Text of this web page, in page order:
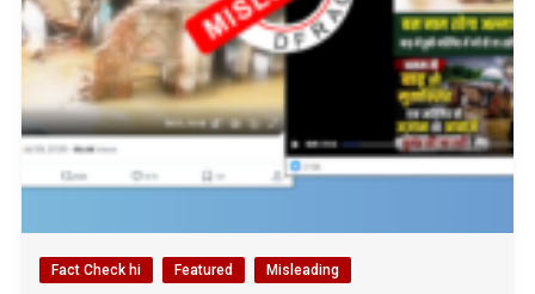
Fact Check hi Featured Misleading